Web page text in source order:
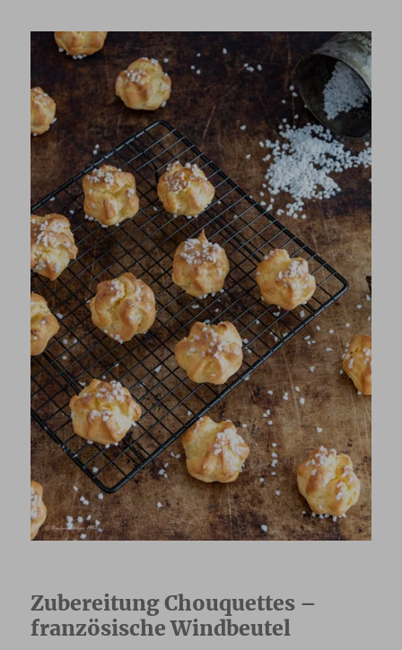
Zubereitung Chouquettes –
französische Windbeutel